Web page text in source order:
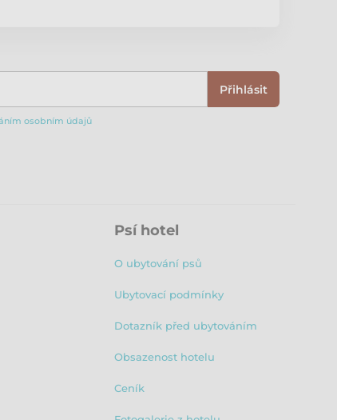
Přihlásit
osobním údajů
Psí hotel
O ubytování psů
Ubytovací podmínky
Dotazník před ubytováním
Obsazenost hotelu
Ceník